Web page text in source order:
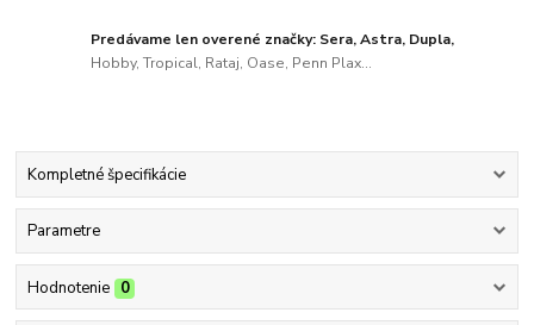
Predávame len overené značky: Sera, Astra, Dupla,
Hobby, Tropical, Rataj, Oase, Penn Plax...
Kompletné špecifikácie
Parametre
Hodnotenie 0